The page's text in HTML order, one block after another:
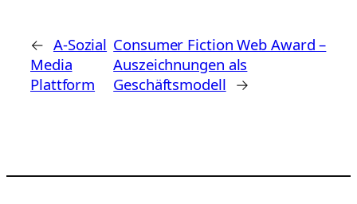
← A-Sozial
Media
Plattform
Consumer Fiction Web Award –
Auszeichnungen als
Geschäftsmodell →